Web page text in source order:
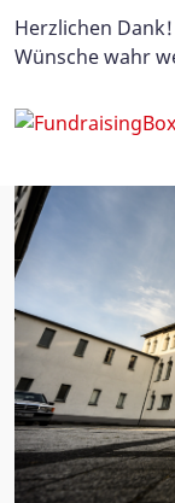
Herzlichen
Wünsche wahr